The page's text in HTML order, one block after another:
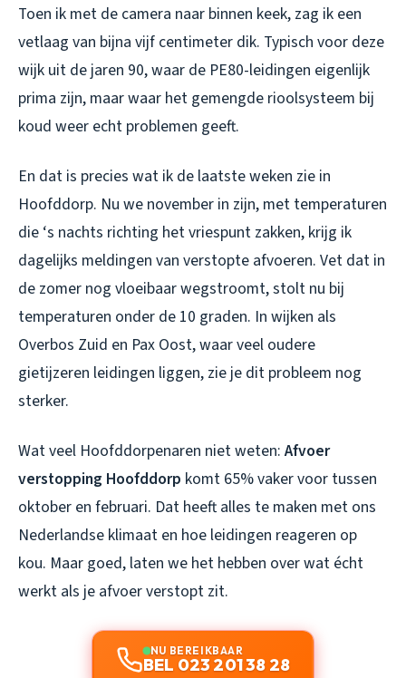
Toen ik met de camera naar binnen keek, zag ik een
vetlaag van bijna vijf centimeter dik. Typisch voor deze
wijk uit de jaren 90, waar de PE80-leidingen eigenlijk
prima zijn, maar waar het gemengde rioolsysteem bij
koud weer echt problemen geeft.
En dat is precies wat ik de laatste weken zie in
Hoofddorp. Nu we november in zijn, met temperaturen
die ‘s nachts richting het vriespunt zakken, krijg ik
dagelijks meldingen van verstopte afvoeren. Vet dat in
de zomer nog vloeibaar wegstroomt, stolt nu bij
temperaturen onder de 10 graden. In wijken als
Overbos Zuid en Pax Oost, waar veel oudere
gietijzeren leidingen liggen, zie je dit probleem nog
sterker.
Wat veel Hoofddorpenaren niet weten: Afvoer
verstopping Hoofddorp komt 65% vaker voor tussen
oktober en februari. Dat heeft alles te maken met ons
Nederlandse klimaat en hoe leidingen reageren op
kou. Maar goed, laten we het hebben over wat écht
werkt als je afvoer verstopt zit.
NU BEREIKBAAR
BEL 023 201 38 28